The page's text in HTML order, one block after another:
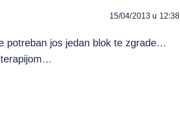
15/04/2013 u 12:38
potreban jos jedan blok te zgrade…
terapijom…